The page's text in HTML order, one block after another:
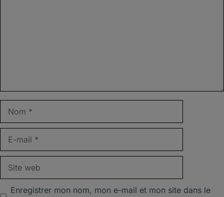
Enregistrer mon nom, mon e-mail et mon site dans le